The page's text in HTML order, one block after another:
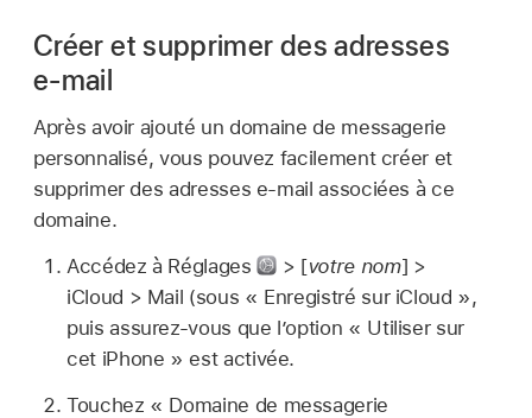
Créer et supprimer des adresses
e-mail
Après avoir ajouté un domaine de messagerie
personnalisé, vous pouvez facilement créer et
supprimer des adresses e-mail associées à ce
domaine.
Accédez à Réglages
> [votre nom] >
iCloud > Mail (sous « Enregistré sur iCloud »,
puis assurez-vous que l’option « Utiliser sur
cet iPhone » est activée.
Touchez « Domaine de messagerie